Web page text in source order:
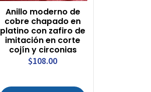
Anillo moderno de
cobre chapado en
platino con zafiro de
imitación en corte
cojín y circonias
$108.00